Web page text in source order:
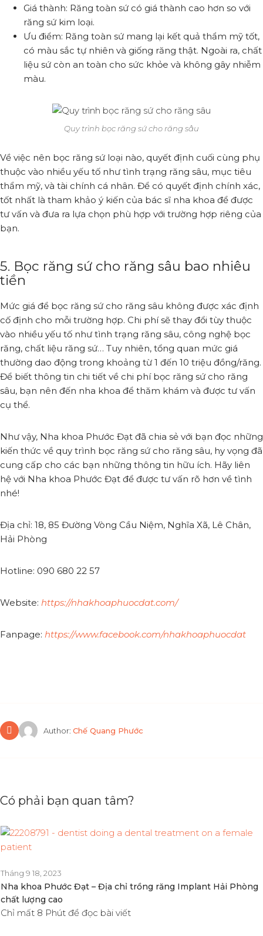
Giá thành: Răng toàn sứ có giá thành cao hơn so với
răng sứ kim loại.
Ưu điểm: Răng toàn sứ mang lại kết quả thẩm mỹ tốt,
có màu sắc tự nhiên và giống răng thật. Ngoài ra, chất
liệu sứ còn an toàn cho sức khỏe và không gây nhiễm
màu.
Quy trình bọc răng sứ cho răng sâu
Về việc nên bọc răng sứ loại nào, quyết định cuối cùng phụ
thuộc vào nhiều yếu tố như tình trạng răng sâu, mục tiêu
thẩm mỹ, và tài chính cá nhân. Để có quyết định chính xác,
tốt nhất là tham khảo ý kiến của bác sĩ nha khoa để được
tư vấn và đưa ra lựa chọn phù hợp với trường hợp riêng của
bạn.
5. Bọc răng sứ cho răng sâu bao nhiêu
tiền
Mức giá để bọc răng sứ cho răng sâu không được xác định
cố định cho mỗi trường hợp. Chi phí sẽ thay đổi tùy thuộc
vào nhiều yếu tố như tình trạng răng sâu, công nghệ bọc
răng, chất liệu răng sứ… Tuy nhiên, tổng quan mức giá
thường dao động trong khoảng từ 1 đến 10 triệu đồng/răng.
Để biết thông tin chi tiết về chi phí bọc răng sứ cho răng
sâu, bạn nên đến nha khoa để thăm khám và được tư vấn
cụ thể.
Như vậy, Nha khoa Phước Đạt đã chia sẻ với bạn đọc những
kiến thức về quy trình bọc răng sứ cho răng sâu, hy vọng đã
cung cấp cho các bạn những thông tin hữu ích. Hãy liên
hệ với Nha khoa Phước Đạt để được tư vấn rõ hơn về tình
nhé!
Địa chỉ: 18, 85 Đường Vòng Cầu Niệm, Nghĩa Xã, Lê Chân,
Hải Phòng
Hotline: 090 680 22 57
Website: https://nhakhoaphuocdat.com/
Fanpage: https://www.facebook.com/nhakhoaphuocdat
Author: Chế Quang Phước
Có phải bạn quan tâm?
Tháng 9 18, 2023
Nha khoa Phước Đạt – Địa chỉ trồng răng Implant Hải Phòng
chất lượng cao
Chỉ mất 8 Phút để đọc bài viết